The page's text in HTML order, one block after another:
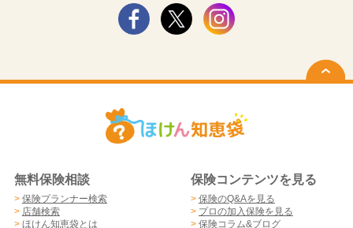
無料保険相談
> 保険プランナー検索
> 店舗検索
> ほけん知恵袋とは
保険コンテンツを見る
> 保険のQ&Aを見る
> プロの加入保険を見る
> 保険コラム&ブログ